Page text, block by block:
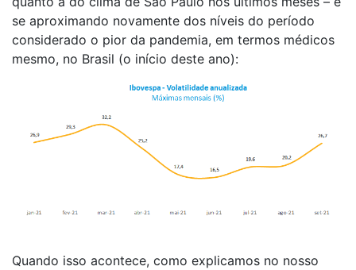
se aproximando novamente dos níveis do período
considerado o pior da pandemia, em termos médicos
mesmo, no Brasil (o início deste ano):
Quando isso acontece, como explicamos no nosso